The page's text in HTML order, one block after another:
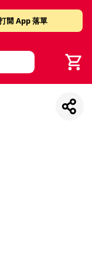
開 App 落單